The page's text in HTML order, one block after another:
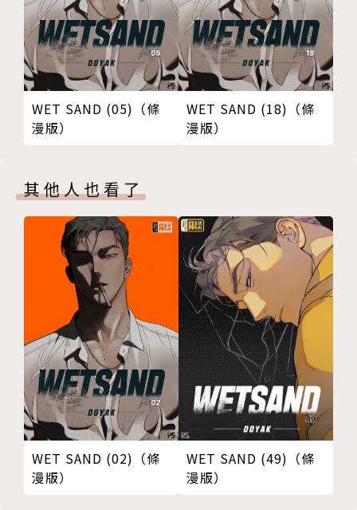
WET SAND (05)（條
漫版）
WET SAND (18)（條
漫版）
其他人也看了
WET SAND (02)（條
漫版）
WET SAND (49)（條
漫版）